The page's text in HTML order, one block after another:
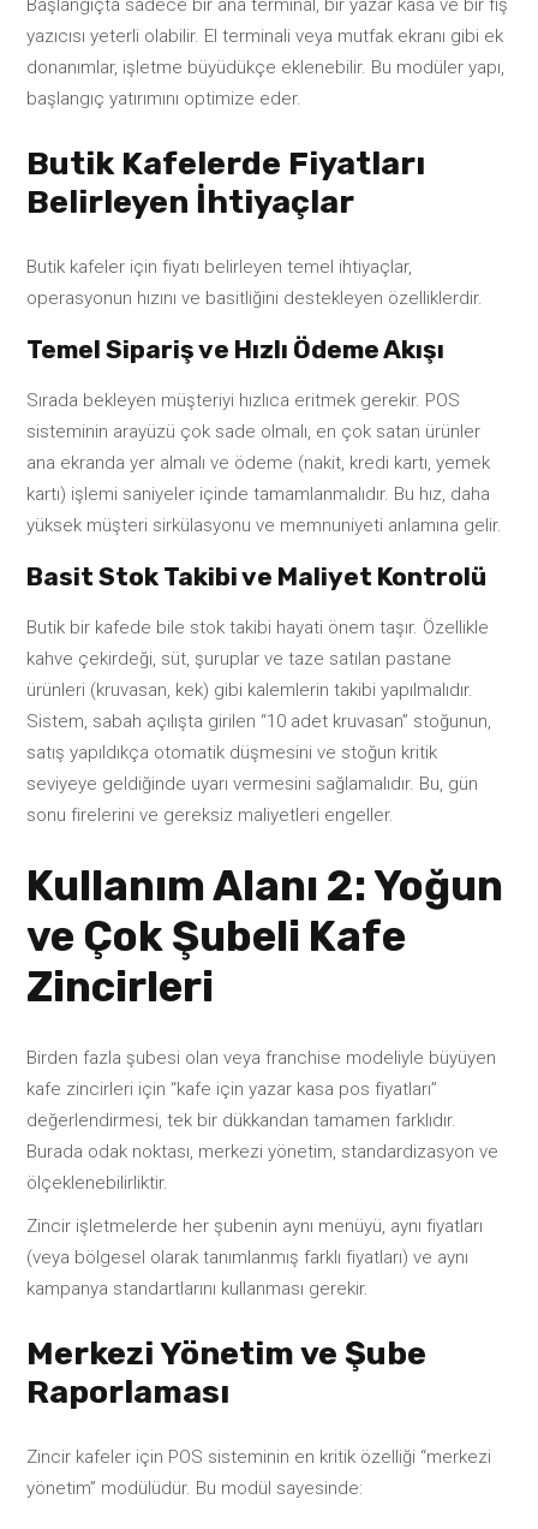
Başlangıçta sadece bir ana terminal, bir yazar kasa ve bir fiş
yazıcısı yeterli olabilir. El terminali veya mutfak ekranı gibi ek
donanımlar, işletme büyüdükçe eklenebilir. Bu modüler yapı,
başlangıç yatırımını optimize eder.
Butik Kafelerde Fiyatları
Belirleyen İhtiyaçlar
Butik kafeler için fiyatı belirleyen temel ihtiyaçlar,
operasyonun hızını ve basitliğini destekleyen özelliklerdir.
Temel Sipariş ve Hızlı Ödeme Akışı
Sırada bekleyen müşteriyi hızlıca eritmek gerekir. POS
sisteminin arayüzü çok sade olmalı, en çok satan ürünler
ana ekranda yer almalı ve ödeme (nakit, kredi kartı, yemek
kartı) işlemi saniyeler içinde tamamlanmalıdır. Bu hız, daha
yüksek müşteri sirkülasyonu ve memnuniyeti anlamına gelir.
Basit Stok Takibi ve Maliyet Kontrolü
Butik bir kafede bile stok takibi hayati önem taşır. Özellikle
kahve çekirdeği, süt, şuruplar ve taze satılan pastane
ürünleri (kruvasan, kek) gibi kalemlerin takibi yapılmalıdır.
Sistem, sabah açılışta girilen “10 adet kruvasan” stoğunun,
satış yapıldıkça otomatik düşmesini ve stoğun kritik
seviyeye geldiğinde uyarı vermesini sağlamalıdır. Bu, gün
sonu firelerini ve gereksiz maliyetleri engeller.
Kullanım Alanı 2: Yoğun
ve Çok Şubeli Kafe
Zincirleri
Birden fazla şubesi olan veya franchise modeliyle büyüyen
kafe zincirleri için “kafe için yazar kasa pos fiyatları”
değerlendirmesi, tek bir dükkandan tamamen farklıdır.
Burada odak noktası, merkezi yönetim, standardizasyon ve
ölçeklenebilirliktir.
Zincir işletmelerde her şubenin aynı menüyü, aynı fiyatları
(veya bölgesel olarak tanımlanmış farklı fiyatları) ve aynı
kampanya standartlarını kullanması gerekir.
Merkezi Yönetim ve Şube
Raporlaması
Zincir kafeler için POS sisteminin en kritik özelliği “merkezi
yönetim” modülüdür. Bu modül sayesinde: